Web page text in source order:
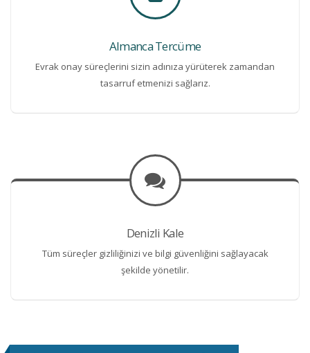
Almanca Tercüme
Evrak onay süreçlerini sizin adınıza yürüterek zamandan
tasarruf etmenizi sağlarız.
Denizli Kale
Tüm süreçler gizliliğinizi ve bilgi güvenliğini sağlayacak
şekilde yönetilir.